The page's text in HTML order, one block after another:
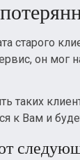
старого
он мог
таких
к Вам и